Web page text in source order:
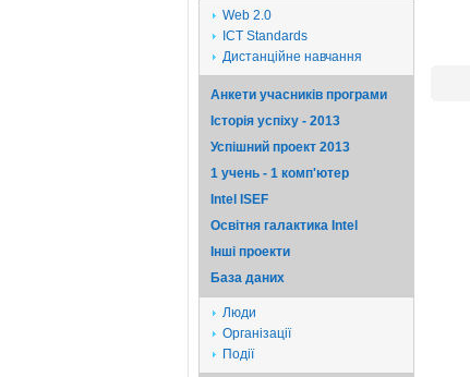
Web 2.0
ICT Standards
Дистанційне навчання
Анкети учасників програми
Історія успіху - 2013
Успішний проект 2013
1 учень - 1 комп'ютер
Intel ISEF
Освітня галактика Intel
Iншi проекти
База даних
Люди
Організації
Події